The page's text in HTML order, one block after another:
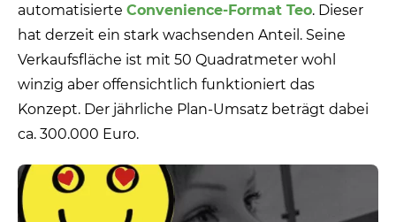
automatisierte Convenience-Format Teo. Dieser
hat derzeit ein stark wachsenden Anteil. Seine
Verkaufsfläche ist mit 50 Quadratmeter wohl
winzig aber offensichtlich funktioniert das
Konzept. Der jährliche Plan-Umsatz beträgt dabei
ca. 300.000 Euro.